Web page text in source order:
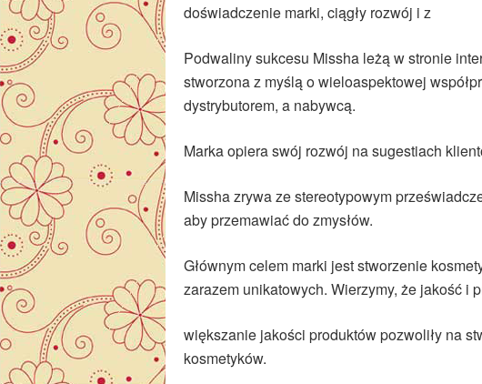
doświadczenie marki, ciągły rozwój i z
Podwaliny sukcesu Missha leżą w stronie
stworzona z myślą o wieloaspektowej
dystrybutorem, a nabywcą.
Marka opiera swój rozwój na sugestiach
Missha zrywa ze stereotypowym
aby przemawiać do zmysłów.
Głównym celem marki jest stworzenie
zarazem unikatowych. Wierzymy, że jakość i
większanie jakości produktów pozwoliły na
kosmetyków.